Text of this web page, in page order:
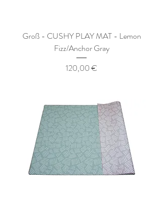
Groß - CUSHY PLAY MAT - Lemon
Fizz/Anchor Gray
Preis
120,00 €